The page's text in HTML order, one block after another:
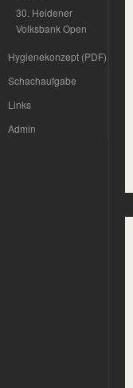
30. Heidener
Volksbank Open
Hygienekonzept (PDF)
Schachaufgabe
Links
Admin